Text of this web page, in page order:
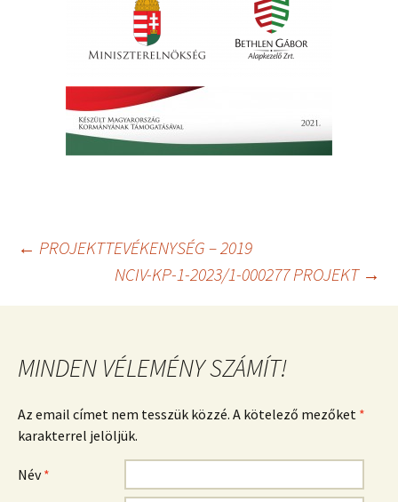
Bejegyzések
navigációja
← PROJEKTTEVÉKENYSÉG – 2019
NCIV-KP-1-2023/1-000277 PROJEKT →
MINDEN VÉLEMÉNY SZÁMÍT!
Az email címet nem tesszük közzé. A kötelező mezőket *
karakterrel jelöljük.
Név*